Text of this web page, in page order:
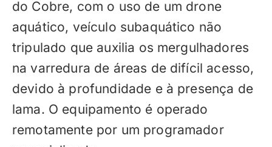
do Cobre, com o uso de um drone
aquático, veículo subaquático não
tripulado que auxilia os mergulhadores
na varredura de áreas de difícil acesso,
devido à profundidade e à presença de
lama. O equipamento é operado
remotamente por um programador